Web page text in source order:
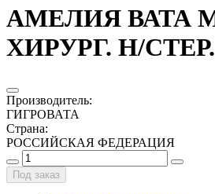
АМЕЛИЯ ВАТА
ХИРУРГ. Н/СТЕР.
Производитель:
ГИГРОВАТА
Страна:
РОССИЙСКАЯ ФЕДЕРАЦИЯ
Под заказ